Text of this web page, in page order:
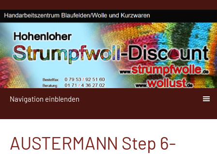
Navigation einblenden
AUSTERMANN Step 6-